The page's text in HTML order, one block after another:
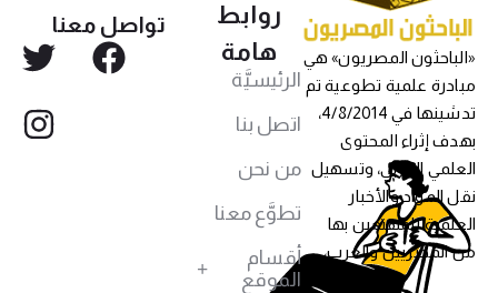
المصريون» هي
علمية تطوعية تم
تدشينها في 4/8/2014،
إثراء المحتوى
العربي، وتسهيل
المواد والأخبار
للمهتمين بها
المصريين والعرب،
روابط
هامة
الرئيسيَّة
اتصل بنا
من نحن
تطوَّع معنا
أقسام
الموقع
تواصل معنا